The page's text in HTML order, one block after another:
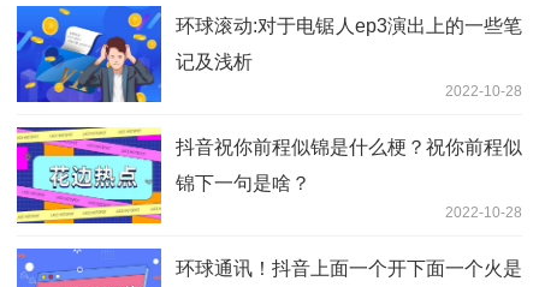
环球滚动:对于电锯人ep3演出上的一些笔
记及浅析
2022-10-28
抖音祝你前程似锦是什么梗？祝你前程似
锦下一句是啥？
2022-10-28
环球通讯！抖音上面一个开下面一个火是